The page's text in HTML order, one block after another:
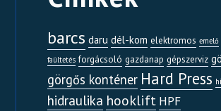
barcs daru dél-kom elektromos emelő
faültetés forgácsoló gazdanap gépszerviz
görgős konténer Hard Press
hidraulika hooklift HPF